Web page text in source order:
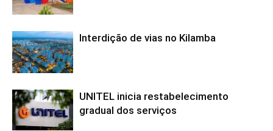
Interdição de vias no Kilamba
UNITEL inicia restabelecimento
gradual dos serviços